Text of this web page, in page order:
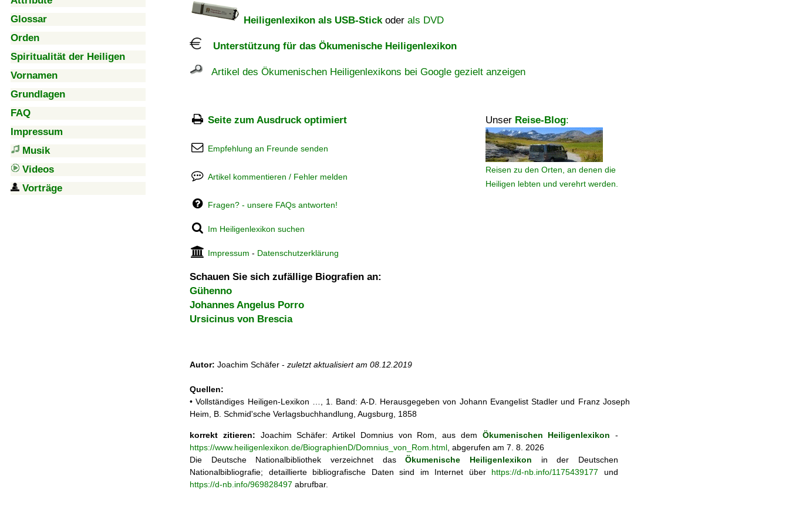
Glossar
Orden
Spiritualität der Heiligen
Vornamen
Grundlagen
FAQ
Impressum
Musik
Videos
Vorträge
Heiligenlexikon als USB-Stickoder als DVD
Unterstützung für das Ökumenische Heiligenlexikon
Artikel des Ökumenischen Heiligenlexikons bei Google gezielt anzeigen
Seite zum Ausdruck optimiert Unser Reise-Blog:
Reisen zu den Orten, an denen die
Heiligen lebten und verehrt werden.
Empfehlung an Freunde senden
Artikel kommentieren / Fehler melden
Fragen? - unsere FAQs antworten!
Im Heiligenlexikon suchen
Impressum - Datenschutzerklärung
Schauen Sie sich zufällige Biografien an:
Gühenno
Johannes Angelus Porro
Ursicinus von Brescia
Autor: Joachim Schäfer - zuletzt aktualisiert am 08.12.2019
Quellen:
• Vollständiges Heiligen-Lexikon …, 1. Band: A-D. Herausgegeben von Johann Evangelist Stadler und Franz Joseph
Heim, B. Schmid'sche Verlagsbuchhandlung, Augsburg, 1858
korrekt zitieren: Joachim Schäfer: Artikel Domnius von Rom, aus dem Ökumenischen Heiligenlexikon -
https://www.heiligenlexikon.de/BiographienD/Domnius_von_Rom.html , abgerufen am 7. 8. 2026
Die Deutsche Nationalbibliothek verzeichnet dasÖkumenische Heiligenlexikon in der Deutschen
Nationalbibliografie; detaillierte bibliografische Daten sind im Internet über https://d-nb.info/1175439177 und
https://d-nb.info/969828497 abrufbar.